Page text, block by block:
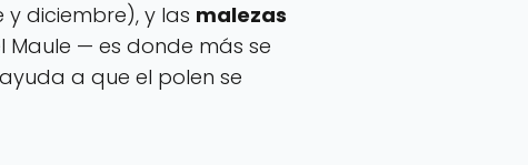
diciembre), y las malezas
— es donde más se
a que el polen se